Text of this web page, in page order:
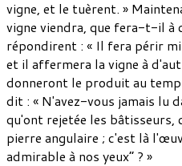
vigne, et le tuèrent. »
vigne viendra, que fera-t-il à
répondirent : « Il fera périr
et il affermera la vigne à
donneront le produit au
dit : « N'avez-vous jamais lu
qu'ont rejetée les bâtisseurs,
pierre angulaire ; c'est là
admirable à nos yeux” ? »